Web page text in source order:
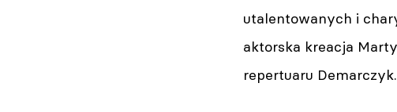
utalentowanych i
aktorska kreacja
repertuaru Demarczyk.